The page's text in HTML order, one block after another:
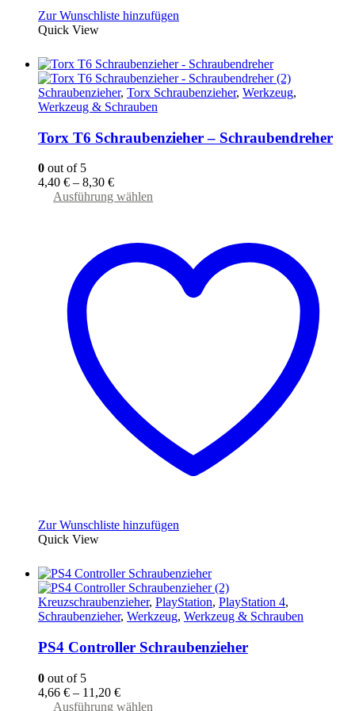
Zur Wunschliste hinzufügen
Quick View
Schraubenzieher, Torx Schraubenzieher, Werkzeug,
Werkzeug & Schrauben
Torx T6 Schraubenzieher – Schraubendreher
0 out of 5
4,40 € – 8,30 €
Ausführung wählen
Varianten
auf.
Die
Optionen
Zur Wunschliste hinzufügen
Quick View
Kreuzschraubenzieher, PlayStation, PlayStation 4,
Schraubenzieher, Werkzeug, Werkzeug & Schrauben
PS4 Controller Schraubenzieher
0 out of 5
4,66 € – 11,20 €
Ausführung wählen